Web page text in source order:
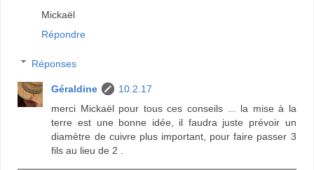
Mickaël
Répondre
Réponses
Géraldine
10.2.17
merci Mickaël pour tous ces conseils ... la mise à la
terre est une bonne idée, il faudra juste prévoir un
diamètre de cuivre plus important, pour faire passer 3
fils au lieu de 2 .